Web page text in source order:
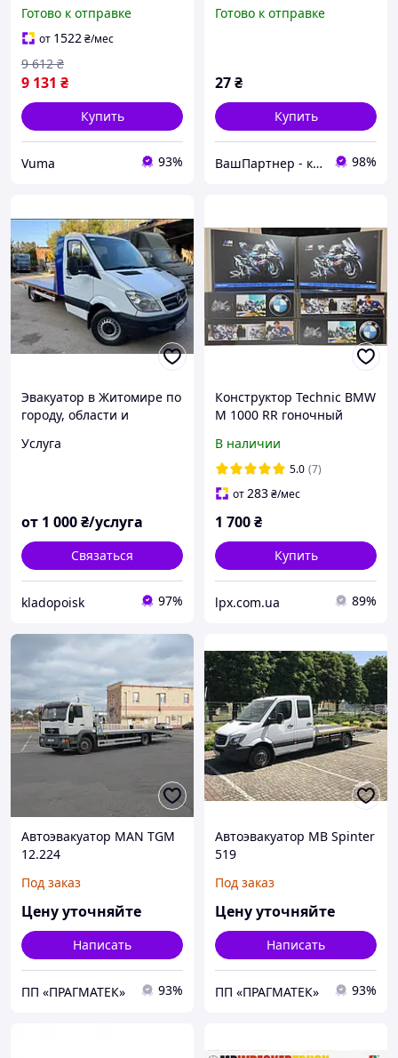
560R для грузовых авто
(03553) (U1177370_BR)
Готово к отправке
от 1522₴/мес
9 131 ₴
9 612 ₴
Купить
Vuma 93%
Готово к отправке
27₴
Купить
ВашПартнер - канцтовары, игрушки и детская книга, бытовая химия 98%
Эвакуатор в Житомире по
городу, области и
24/7
Услуга
от 1 000₴/услуга
Связаться
kladopoisk 97%
Конструктор Technic BMW
M 1000 RR гоночный
сумісний з ЛЕГО LEGO
42130
В наличии
5.0 (7)
от283₴/мес
1 700₴
Купить
lpx.com.ua 89%
Автоэвакуатор MAN TGM
12.224
Под заказ
Цену уточняйте
Написать
ПП «ПРАГМАТЕК» 93%
Автоэвакуатор MB Spinter
519
Под заказ
Цену уточняйте
Написать
ПП «ПРАГМАТЕК» 93%